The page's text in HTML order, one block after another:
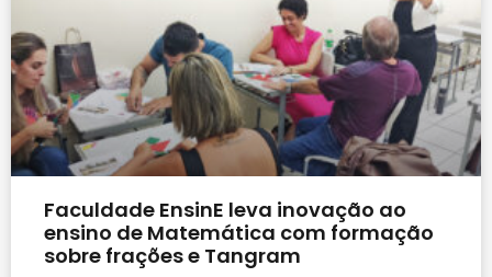
Faculdade EnsinE leva inovação ao
ensino de Matemática com formação
sobre frações e Tangram